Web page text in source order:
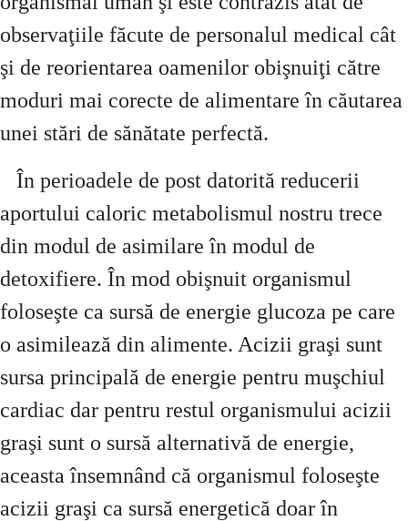
observaţiile făcute de personalul medical cât
şi de reorientarea oamenilor obişnuiţi către
moduri mai corecte de alimentare în căutarea
unei stări de sănătate perfectă.
În perioadele de post datorită reducerii
aportului caloric metabolismul nostru trece
din modul de asimilare în modul de
detoxifiere. În mod obişnuit organismul
foloseşte ca sursă de energie glucoza pe care
o asimilează din alimente. Acizii graşi sunt
sursa principală de energie pentru muşchiul
cardiac dar pentru restul organismului acizii
graşi sunt o sursă alternativă de energie,
aceasta însemnând că organismul foloseşte
acizii graşi ca sursă energetică doar în